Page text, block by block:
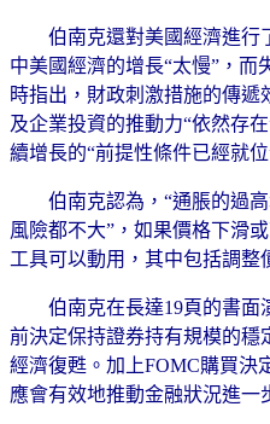
伯南克還對美國經濟進行
中美國經濟的增長“太慢”，而
時指出，財政刺激措施的傳
及企業投資的推動力“依然存
續增長的“前提性條件已經就位
伯南克認為，“通脹的過高
風險都不大”，如果價格下滑
工具可以動用，其中包括調整
伯南克在長達19頁的書面
前決定保持證券持有規模的穩
經濟復甦。加上FOMC購買決
應會有效地推動金融狀況進一